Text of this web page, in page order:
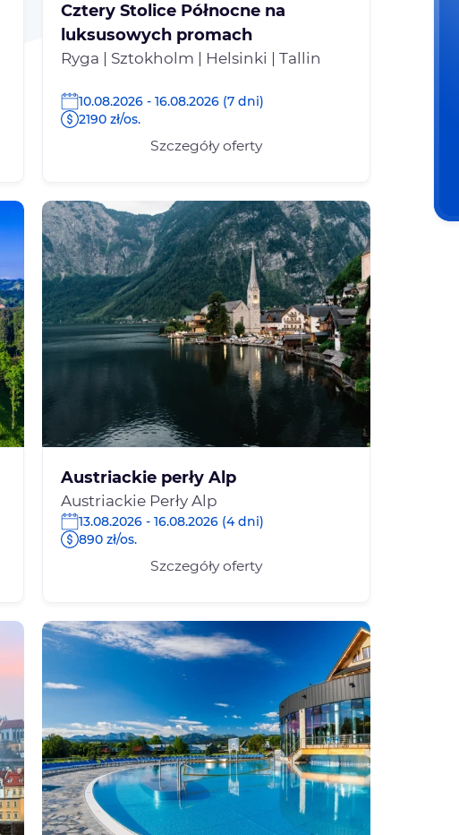
Cztery Stolice Północne na
luksusowych promach
Ryga | Sztokholm | Helsinki | Tallin
10.08.2026 - 16.08.2026 (7 dni)
2190 zł/os.
Szczegóły oferty
Austriackie perły Alp
Austriackie Perły Alp
13.08.2026 - 16.08.2026 (4 dni)
890 zł/os.
Szczegóły oferty